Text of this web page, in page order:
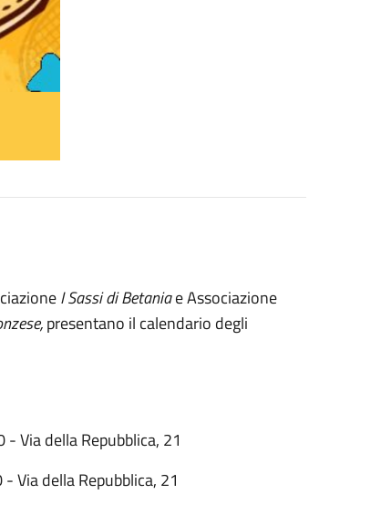
I Sassi di Betaniae Associazione
presentano il calendario degli
Via della Repubblica, 21
Via della Repubblica, 21